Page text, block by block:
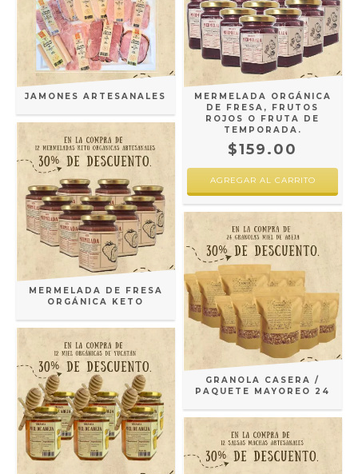
JAMONES ARTESANALES
MERMELADA ORGÁNICA
DE FRESA, FRUTOS
ROJOS O FRUTA DE
TEMPORADA.
$159.00
MERMELADA DE FRESA
ORGÁNICA KETO
GRANOLA CASERA /
PAQUETE MAYOREO 24